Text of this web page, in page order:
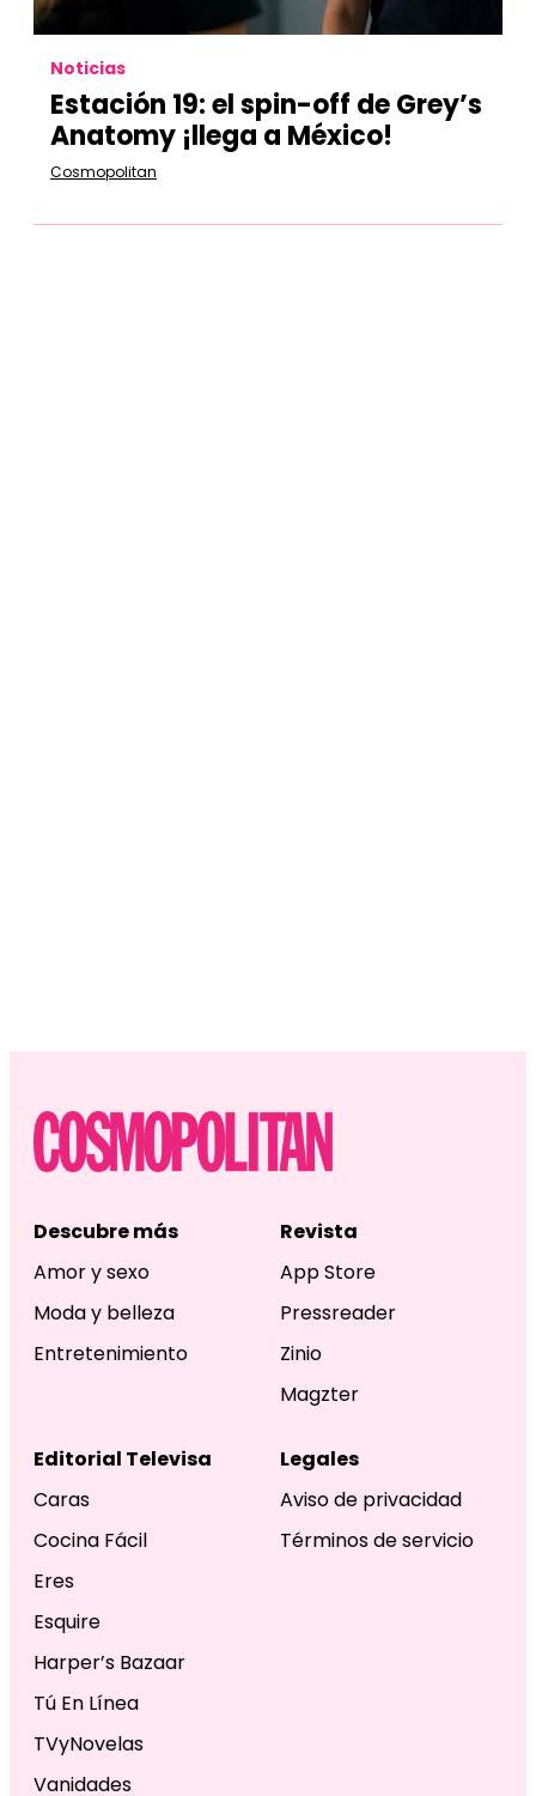
Noticias
Estación 19: el spin-off de Grey’s
Anatomy ¡llega a México!
Cosmopolitan
Descubre más
Amor y sexo
Moda y belleza
Entretenimiento
Revista
App Store
Pressreader
Zinio
Magzter
Editorial Televisa
Caras
Cocina Fácil
Eres
Esquire
Harper’s Bazaar
Tú En Línea
TVyNovelas
Vanidades
Legales
Aviso de privacidad
Términos de servicio